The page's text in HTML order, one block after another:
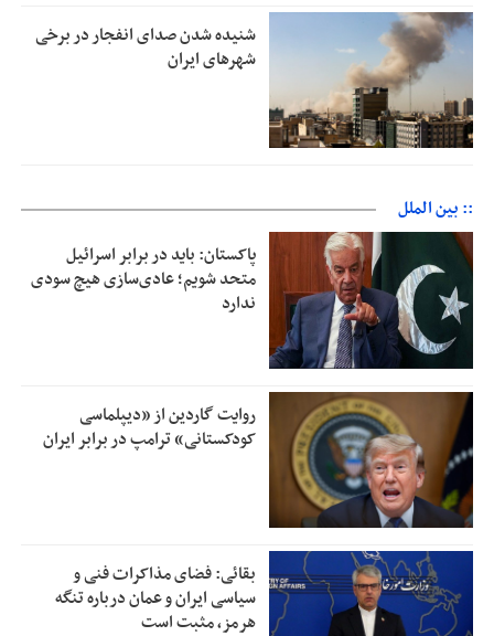
شنیده شدن صدای انفجار در برخی
شهرهای ایران
:: بین الملل
پاکستان: باید در برابر اسرائیل
متحد شویم؛ عادی‌سازی هیچ سودی
ندارد
روایت گاردین از «دیپلماسی
کودکستانی» ترامپ در برابر ایران
بقائی: فضای مذاکرات فنی و
سیاسی ایران و عمان درباره تنگه
هرمز، مثبت است